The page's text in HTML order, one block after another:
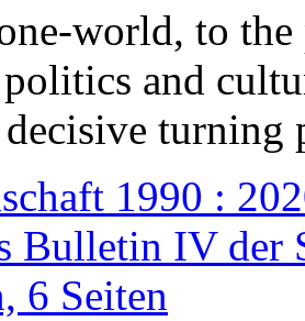
world, to the
and
turning
1990 :
Bulletin IV der
6 Seiten